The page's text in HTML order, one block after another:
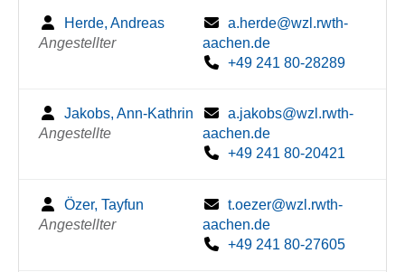
Herde, Andreas
Angestellter
a.herde@wzl.rwth-
aachen.de
+49 241 80-28289
Jakobs, Ann-Kathrin
Angestellte
a.jakobs@wzl.rwth-
aachen.de
+49 241 80-20421
Özer, Tayfun
Angestellter
t.oezer@wzl.rwth-
aachen.de
+49 241 80-27605